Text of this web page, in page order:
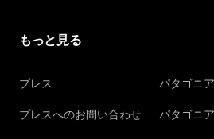
もっと見る
プレス
プレスへのお問い合わせ
パタゴニ
パタゴニ